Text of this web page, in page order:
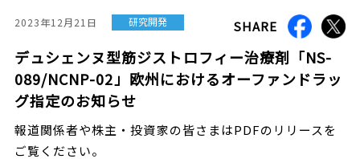
2023年12月21日 研究開発 SHARE
デュシェンヌ型筋ジストロフィー治療剤「NS-
089/NCNP-02」欧州におけるオーファンドラッ
グ指定のお知らせ
報道関係者や株主・投資家の皆さまはPDFのリリースを
ご覧ください。